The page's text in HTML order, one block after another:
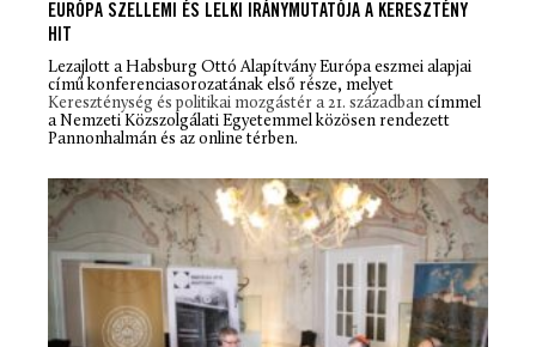
EURÓPA SZELLEMI ÉS LELKI IRÁNYMUTATÓJA A KERESZTÉNY
HIT
Lezajlott a Habsburg Ottó Alapítvány Európa eszmei alapjai
című konferenciasorozatának első része, melyet
Kereszténység és politikai mozgástér a 21. században címmel
a Nemzeti Közszolgálati Egyetemmel közösen rendezett
Pannonhalmán és az online térben.